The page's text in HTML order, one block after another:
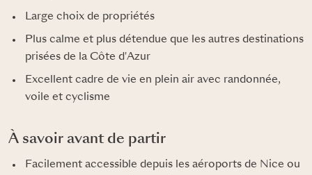
Large choix de propriétés
Plus calme et plus détendue que les autres destinations
prisées de la Côte d'Azur
Excellent cadre de vie en plein air avec randonnée,
voile et cyclisme
À savoir avant de partir
Facilement accessible depuis les aéroports de Nice ou